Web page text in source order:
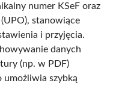
numer KSeF oraz
stanowiące
i przyjęcia.
danych
(np. w PDF)
umożliwia szybką